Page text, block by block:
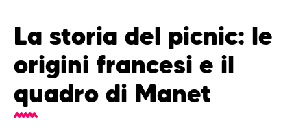
La storia del picnic: le
origini francesi e il
quadro di Manet